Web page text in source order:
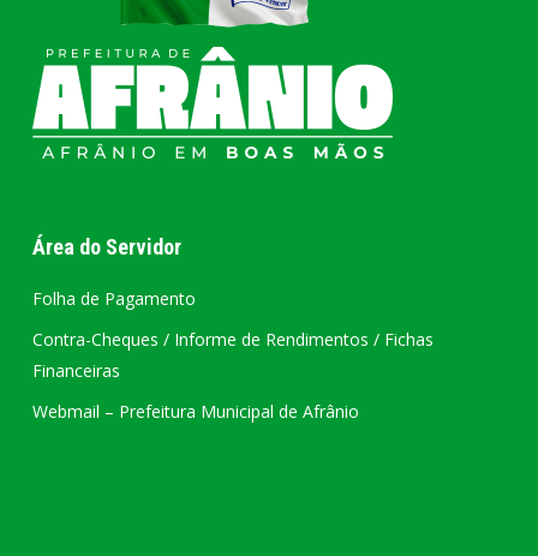
Área do Servidor
Folha de Pagamento
Contra-Cheques / Informe de Rendimentos / Fichas
Financeiras
Webmail – Prefeitura Municipal de Afrânio